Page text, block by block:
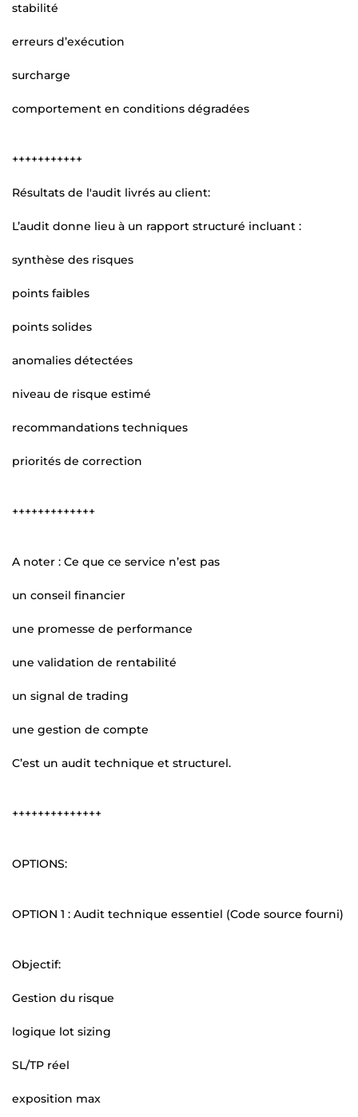
stabilité
erreurs d’exécution
surcharge
comportement en conditions dégradées
+++++++++++
Résultats de l'audit livrés au client:
L’audit donne lieu à un rapport structuré incluant :
synthèse des risques
points faibles
points solides
anomalies détectées
niveau de risque estimé
recommandations techniques
priorités de correction
+++++++++++++
A noter : Ce que ce service n’est pas
un conseil financier
une promesse de performance
une validation de rentabilité
un signal de trading
une gestion de compte
C’est un audit technique et structurel.
++++++++++++++
OPTIONS:
OPTION 1 : Audit technique essentiel (Code source fourni)
Objectif:
Gestion du risque
logique lot sizing
SL/TP réel
exposition max